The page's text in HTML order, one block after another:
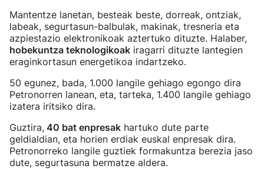
Mantentze lanetan, besteak beste, dorreak, ontziak,
labeak, segurtasun-balbulak, makinak, tresneria eta
azpiestazio elektronikoak aztertuko dituzte. Halaber,
hobekuntza teknologikoak iragarri dituzte lantegien
eraginkortasun energetikoa indartzeko.
50 egunez, bada, 1.000 langile gehiago egongo dira
Petronorren lanean, eta, tarteka, 1.400 langile gehiago
izatera iritsiko dira.
Guztira, 40 bat enpresak hartuko dute parte
geldialdian, eta horien erdiak euskal enpresak dira.
Petronorreko langile guztiek formakuntza berezia jaso
dute, segurtasuna bermatze aldera.